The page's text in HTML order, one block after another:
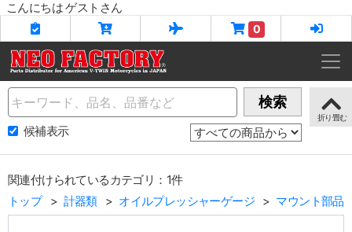
こんにちは ゲストさん
0
Name 検索
候補表示
関連付けられているカテゴリ：1件
トップ
計器類 オイルプレッシャーゲージ マウント部品